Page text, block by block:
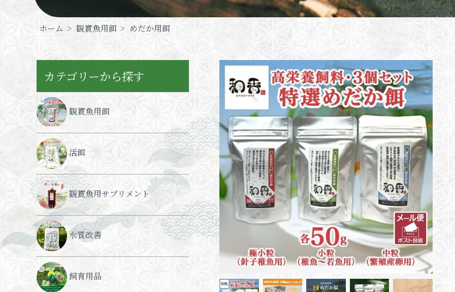
ホーム > 観賞魚用餌 > めだか用餌
カテゴリーから探す
観賞魚用餌
活餌
観賞魚用サプリメント
水質改善
飼育用品